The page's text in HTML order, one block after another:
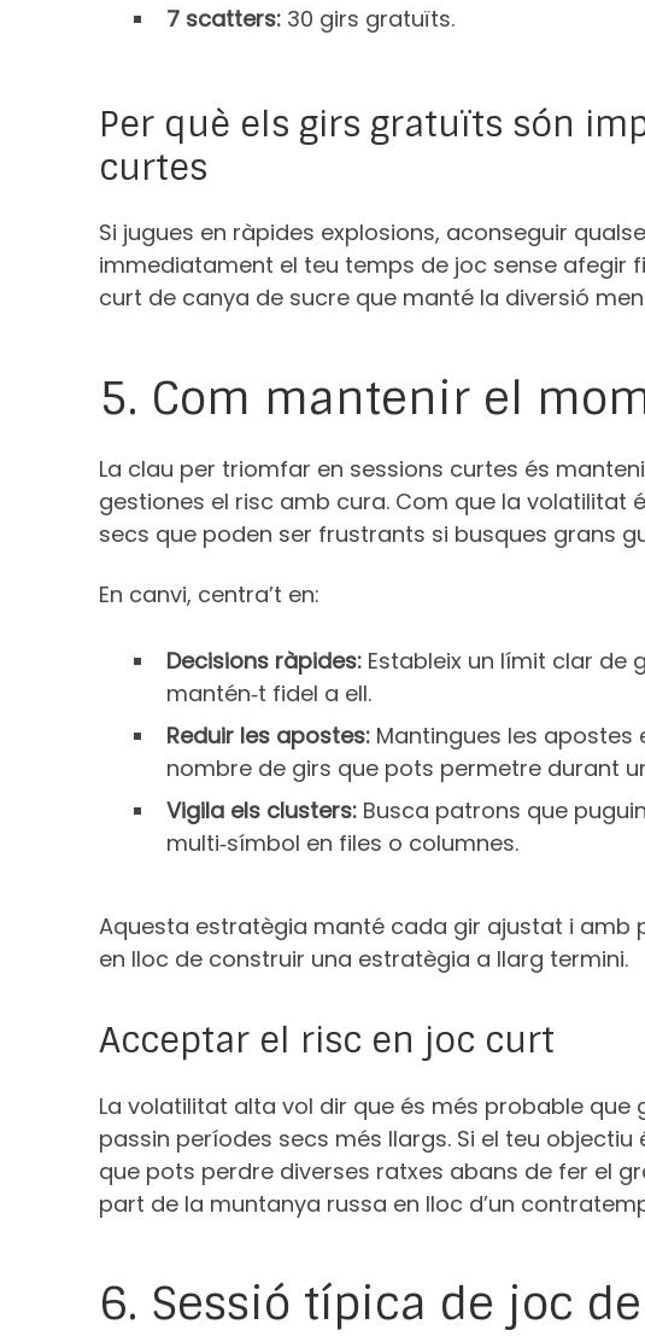
7 scatters: 30 girs gratuïts.
Per què els girs gratuïts són
curtes
Si jugues en ràpides explosions, aconseguir
immediatament el teu temps de joc sense afegir
curt de canya de sucre que manté la diversió
5. Com mantenir el
La clau per triomfar en sessions curtes és
gestiones el risc amb cura. Com que la volatilitat
secs que poden ser frustrants si busques grans
En canvi, centra’t en:
Decisions ràpides: Estableix un límit clar de
mantén‑t fidel a ell.
Reduir les apostes: Mantingues les
nombre de girs que pots permetre durant
Vigila els clusters: Busca patrons que
multi‑símbol en files o columnes.
Aquesta estratègia manté cada gir ajustat i amb
en lloc de construir una estratègia a llarg termini.
Acceptar el risc en joc curt
La volatilitat alta vol dir que és més probable
passin períodes secs més llargs. Si el teu
que pots perdre diverses ratxes abans de fer el
part de la muntanya russa en lloc d’un
6. Sessió típica de joc